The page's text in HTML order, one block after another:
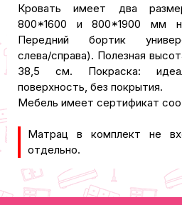
Кровать имеет два
800*1600 и 800*1900 мм
Передний бортик
слева/cправа). Полезная
38,5 см. Покраска:
поверхность, без покрытия.
Мебель имеет сертификат
Матрац в комплект не
отдельно.